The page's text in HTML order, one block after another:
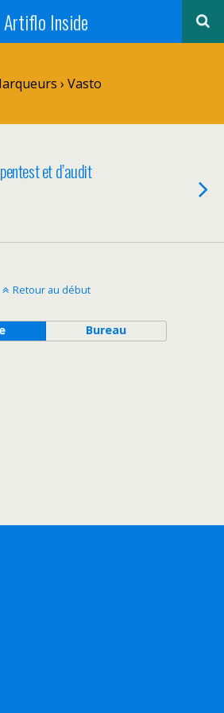
Artiflo Inside
› Vasto
et d’audit
Retour au début
Bureau